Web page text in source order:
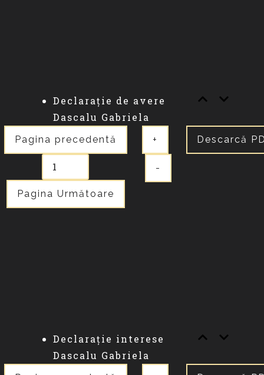
Declarație de avere
Dascalu Gabriela
Pagina precedentă
Pagina Următoare
+
-
Descarcă
Declarație interese
Dascalu Gabriela